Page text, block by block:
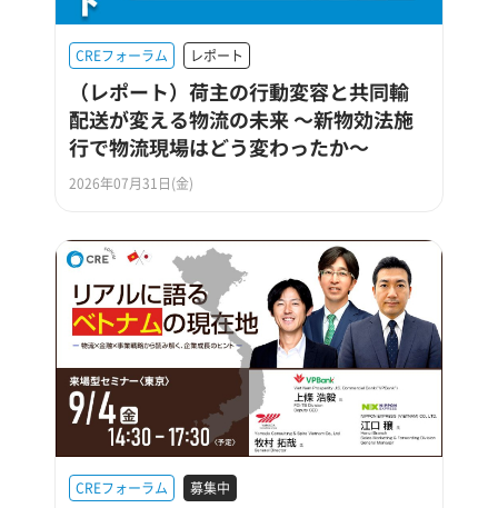
CREフォーラム レポート
（レポート）荷主の行動変容と共同輸
配送が変える物流の未来 ～新物効法施
行で物流現場はどう変わったか～
2026年07月31日(金)
CREフォーラム 募集中